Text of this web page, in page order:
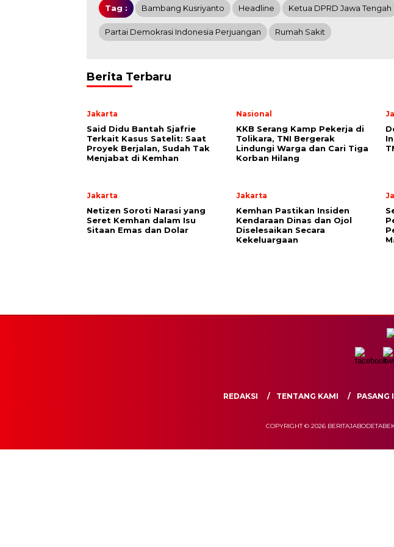
Tag : Bambang Kusriyanto Headline Ketua DPRD Jawa Tengah
Partai Demokrasi Indonesia Perjuangan Rumah Sakit
Berita Terbaru
Jakarta
Said Didu Bantah Sjafrie
Terkait Kasus Satelit: Saat
Proyek Berjalan, Sudah Tak
Menjabat di Kemhan
Nasional
KKB Serang Kamp Pekerja di
Tolikara, TNI Bergerak
Lindungi Warga dan Cari Tiga
Korban Hilang
Jakarta
Netizen Soroti Narasi yang
Seret Kemhan dalam Isu
Sitaan Emas dan Dolar
Jakarta
Kemhan Pastikan Insiden
Kendaraan Dinas dan Ojol
Diselesaikan Secara
Kekeluargaan
REDAKSI TENTANG KAMI PASANG
COPYRIGHT © 2026